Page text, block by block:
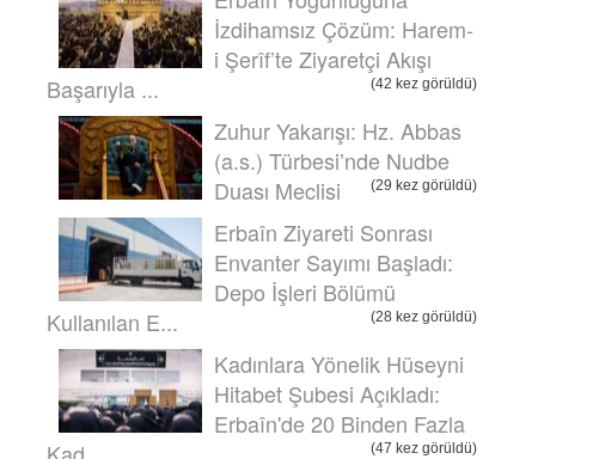
İzdihamsız Çözüm: Harem-
i Şerîf’te Ziyaretçi Akışı
Başarıyla ...
(42 kez görüldü)
Zuhur Yakarışı: Hz. Abbas
(a.s.) Türbesi’nde Nudbe
Duası Meclisi
(29 kez görüldü)
Erbaîn Ziyareti Sonrası
Envanter Sayımı Başladı:
Depo İşleri Bölümü
Kullanılan E...
(28 kez görüldü)
Kadınlara Yönelik Hüseyni
Hitabet Şubesi Açıkladı:
Erbaîn'de 20 Binden Fazla
(47 kez görüldü)